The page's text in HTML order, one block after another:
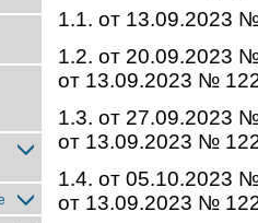
1.1. от 13.09.2023
1.2. от 20.09.2023
от 13.09.2023 №
1.3. от 27.09.2023
от 13.09.2023 №
1.4. от 05.10.2023
от 13.09.2023 №